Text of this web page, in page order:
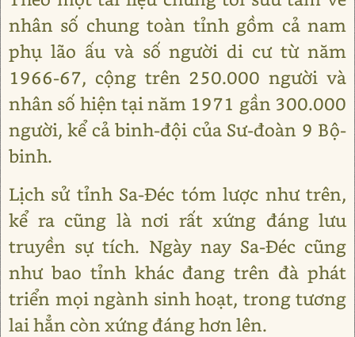
nhân số chung toàn tỉnh gồm cả nam
phụ lão ấu và số người di cư từ năm
1966-67, cộng trên 250.000 người và
nhân số hiện tại năm 1971 gần 300.000
người, kể cả binh-đội của Sư-đoàn 9 Bộ-
binh.
Lịch sử tỉnh Sa-Đéc tóm lược như trên,
kể ra cũng là nơi rất xứng đáng lưu
truyền sự tích. Ngày nay Sa-Đéc cũng
như bao tỉnh khác đang trên đà phát
triển mọi ngành sinh hoạt, trong tương
lai hẳn còn xứng đáng hơn lên.